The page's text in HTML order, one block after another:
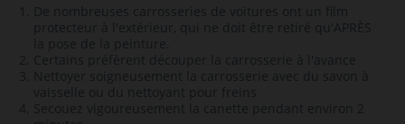
De nombreuses carrosseries de voitures ont un film
protecteur à l'extérieur, qui ne doit être retiré qu'APRÈS
la pose de la peinture.
Certains préfèrent découper la carrosserie à l'avance
Nettoyer soigneusement la carrosserie avec du savon à
vaisselle ou du nettoyant pour freins
Secouez vigoureusement la canette pendant environ 2